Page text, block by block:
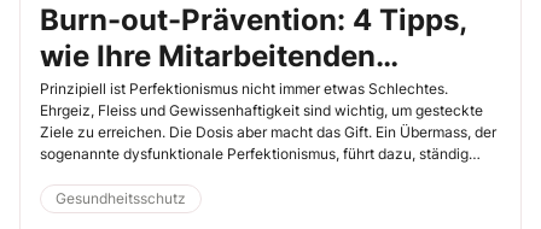
Burn-out-Prävention: 4 Tipps,
wie Ihre Mitarbeitenden
ungesunden Perfektionismus
besiegen
Prinzipiell ist Perfektionismus nicht immer etwas Schlechtes.
Ehrgeiz, Fleiss und Gewissenhaftigkeit sind wichtig, um gesteckte
Ziele zu erreichen. Die Dosis aber macht das Gift. Ein Übermass, der
sogenannte dysfunktionale Perfektionismus, führt dazu, ständig
notwendige Entspannung fehlt dann. Bewahren Sie Mitarbeitende
mit übersteigertem Ehrgeiz davor, sich selbst ins Burn-out zu
Gesundheitsschutz